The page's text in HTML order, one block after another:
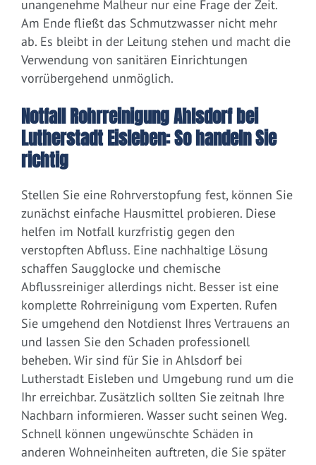
unangenehme Malheur nur eine Frage der Zeit.
Am Ende fließt das Schmutzwasser nicht mehr
ab. Es bleibt in der Leitung stehen und macht die
Verwendung von sanitären Einrichtungen
vorrübergehend unmöglich.
Notfall Rohrreinigung Ahlsdorf bei
Lutherstadt Eisleben: So handeln Sie
richtig
Stellen Sie eine Rohrverstopfung fest, können Sie
zunächst einfache Hausmittel probieren. Diese
helfen im Notfall kurzfristig gegen den
verstopften Abfluss. Eine nachhaltige Lösung
schaffen Saugglocke und chemische
Abflussreiniger allerdings nicht. Besser ist eine
komplette Rohrreinigung vom Experten. Rufen
Sie umgehend den Notdienst Ihres Vertrauens an
und lassen Sie den Schaden professionell
beheben. Wir sind für Sie in Ahlsdorf bei
Lutherstadt Eisleben und Umgebung rund um die
Ihr erreichbar. Zusätzlich sollten Sie zeitnah Ihre
Nachbarn informieren. Wasser sucht seinen Weg.
Schnell können ungewünschte Schäden in
anderen Wohneinheiten auftreten, die Sie später